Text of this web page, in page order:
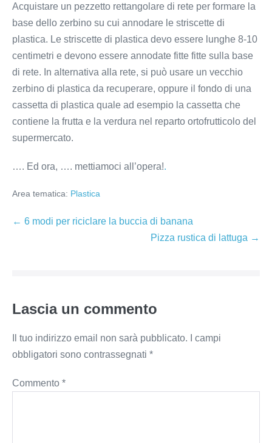
Acquistare un pezzetto rettangolare di rete per formare la
base dello zerbino su cui annodare le striscette di
plastica. Le striscette di plastica devo essere lunghe 8-10
centimetri e devono essere annodate fitte fitte sulla base
di rete. In alternativa alla rete, si può usare un vecchio
zerbino di plastica da recuperare, oppure il fondo di una
cassetta di plastica quale ad esempio la cassetta che
contiene la frutta e la verdura nel reparto ortofrutticolo del
supermercato.
…. Ed ora, …. mettiamoci all’opera!.
Area tematica: Plastica
Navigazione
← 6 modi per riciclare la buccia di banana
Pizza rustica di lattuga →
Lascia un commento
Il tuo indirizzo email non sarà pubblicato.
I campi
obbligatori sono contrassegnati *
Commento *